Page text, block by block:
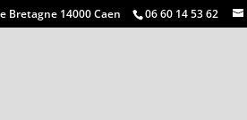
Bretagne 14000 Caen 06 60 14 53 62